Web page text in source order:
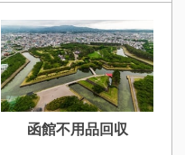
函館不用品回収